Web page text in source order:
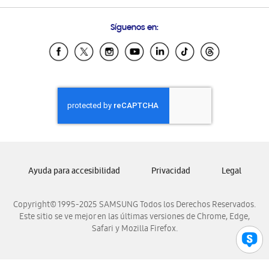
Samsung Ecuador
Samsung El Salvador
Samsung Honduras
Samsung Nicaragua
Samsung Panamá
Samsung Venezuela
Síguenos en:
Copyright© 1995-2025 SAMSUNG Todos los Derechos Reservados.
Este sitio se ve mejor en las últimas versiones de Chrome, Edge,
Safari y Mozilla Firefox.
Ayuda para accesibilidad Privacidad Legal